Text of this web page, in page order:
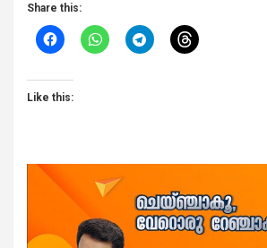
Share this:
Like this: